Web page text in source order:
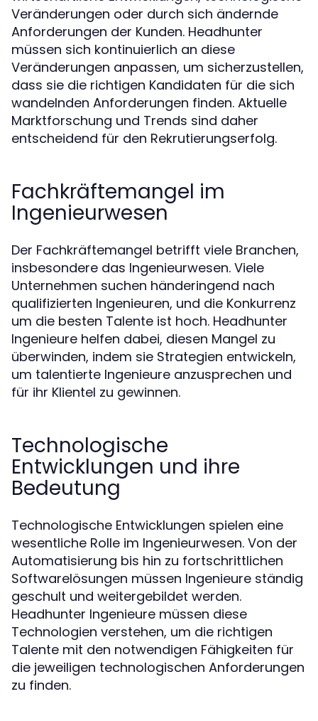
Veränderungen oder durch sich ändernde
Anforderungen der Kunden. Headhunter
müssen sich kontinuierlich an diese
Veränderungen anpassen, um sicherzustellen,
dass sie die richtigen Kandidaten für die sich
wandelnden Anforderungen finden. Aktuelle
Marktforschung und Trends sind daher
entscheidend für den Rekrutierungserfolg.
Fachkräftemangel im
Ingenieurwesen
Der Fachkräftemangel betrifft viele Branchen,
insbesondere das Ingenieurwesen. Viele
Unternehmen suchen händeringend nach
qualifizierten Ingenieuren, und die Konkurrenz
um die besten Talente ist hoch. Headhunter
Ingenieure helfen dabei, diesen Mangel zu
überwinden, indem sie Strategien entwickeln,
um talentierte Ingenieure anzusprechen und
für ihr Klientel zu gewinnen.
Technologische
Entwicklungen und ihre
Bedeutung
Technologische Entwicklungen spielen eine
wesentliche Rolle im Ingenieurwesen. Von der
Automatisierung bis hin zu fortschrittlichen
Softwarelösungen müssen Ingenieure ständig
geschult und weitergebildet werden.
Headhunter Ingenieure müssen diese
Technologien verstehen, um die richtigen
Talente mit den notwendigen Fähigkeiten für
die jeweiligen technologischen Anforderungen
zu finden.